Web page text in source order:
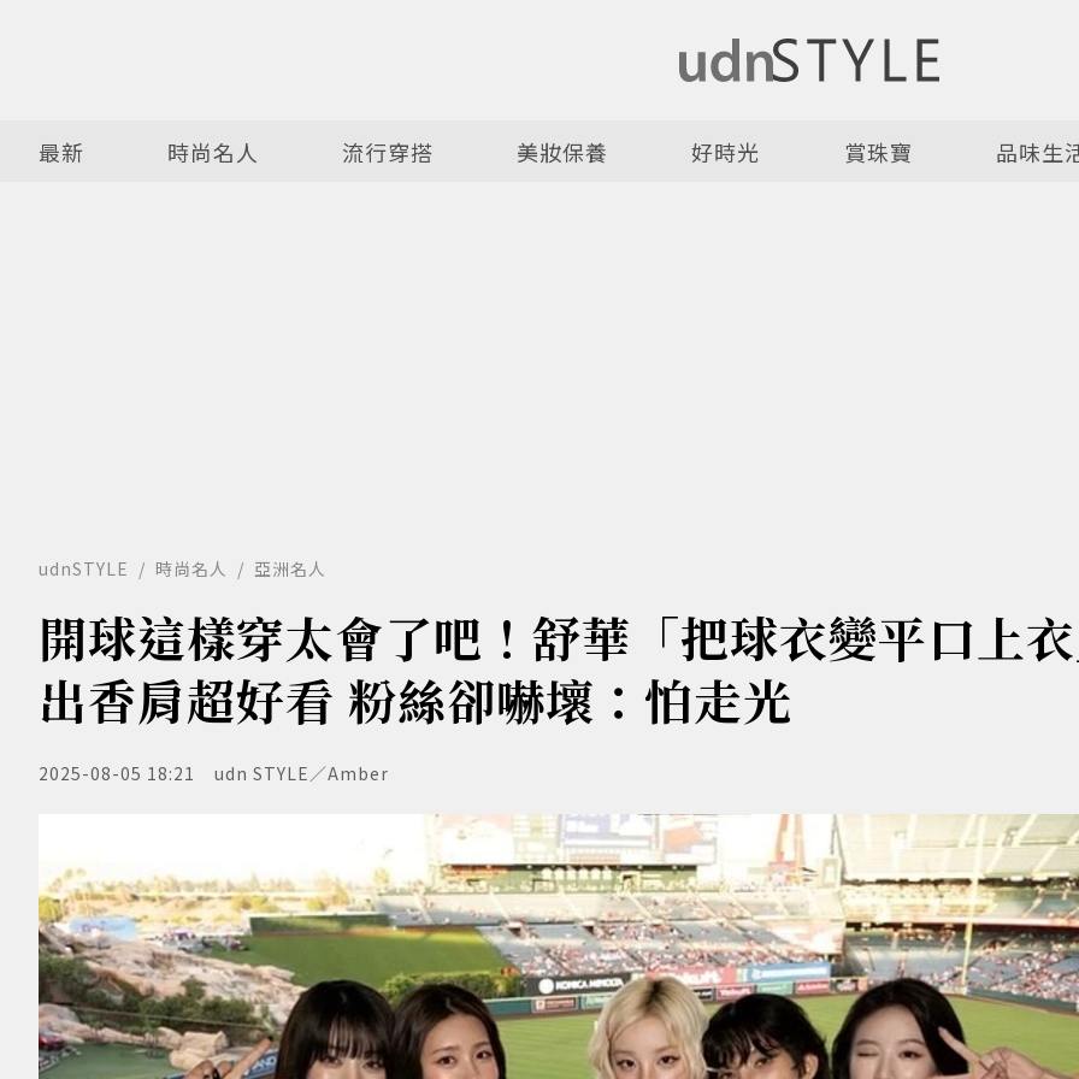
最新 時尚名人 流行穿搭 美妝保養 好時光 賞珠寶 品味生
udnSTYLE 時尚名人 亞洲名人
開球這樣穿太會了吧！舒華「把球衣變平口上
出香肩超好看 粉絲卻嚇壞：怕走光
2025-08-05 18:21 udn STYLE／Amber